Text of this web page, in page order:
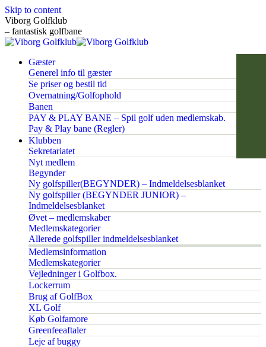
Skip to content
Viborg Golfklub
– fantastisk golfbane
Gæster
Generel info til gæster
Se priser og bestil tid
Overnatning/Golfophold
Banen
PAY & PLAY BANE – Spil golf uden medlemskab.
Pay & Play bane (Regler)
Klubben
Sekretariatet
Nyt medlem
Begynder
Ny golfspiller(BEGYNDER) – Indmeldelsesblanket
Ny golfspiller (BEGYNDER JUNIOR) –
Indmeldelsesblanket
Øvet – medlemskaber
Medlemskategorier
Allerede golfspiller indmeldelsesblanket
Medlemsinformation
Medlemskategorier
Vejledninger i Golfbox.
Lockerrum
Brug af GolfBox
XL Golf
Køb Golfamore
Greenfeeaftaler
Leje af buggy